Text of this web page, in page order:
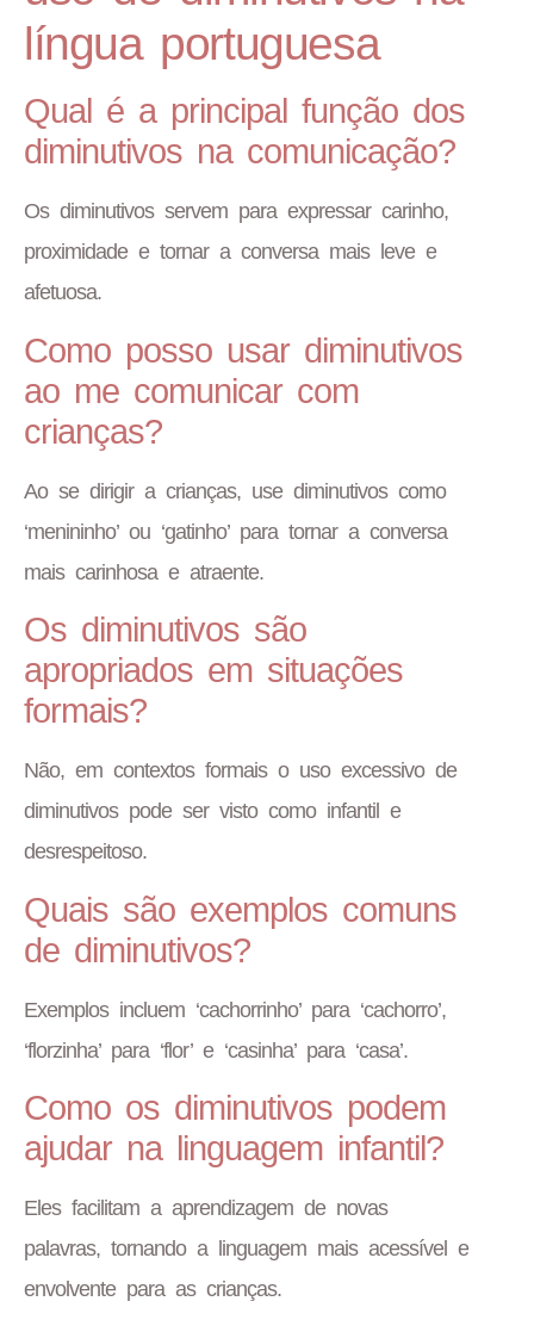
língua portuguesa
Qual é a principal função dos
diminutivos na comunicação?
Os diminutivos servem para expressar carinho,
proximidade e tornar a conversa mais leve e
afetuosa.
Como posso usar diminutivos
ao me comunicar com
crianças?
Ao se dirigir a crianças, use diminutivos como
‘menininho’ ou ‘gatinho’ para tornar a conversa
mais carinhosa e atraente.
Os diminutivos são
apropriados em situações
formais?
Não, em contextos formais o uso excessivo de
diminutivos pode ser visto como infantil e
desrespeitoso.
Quais são exemplos comuns
de diminutivos?
Exemplos incluem ‘cachorrinho’ para ‘cachorro’,
‘florzinha’ para ‘flor’ e ‘casinha’ para ‘casa’.
Como os diminutivos podem
ajudar na linguagem infantil?
Eles facilitam a aprendizagem de novas
palavras, tornando a linguagem mais acessível e
envolvente para as crianças.